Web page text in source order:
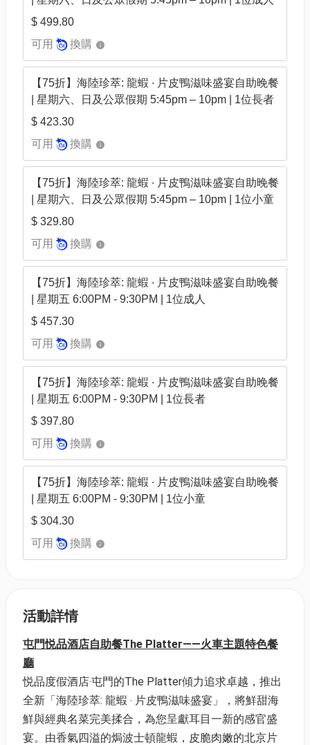
$ 499.80
可用
換購
【75折】海陸珍萃: 龍蝦 ‧ 片皮鴨滋味盛宴自助晚餐
| 星期六、日及公眾假期 5:45pm – 10pm | 1位長者
$ 423.30
可用
換購
【75折】海陸珍萃: 龍蝦 ‧ 片皮鴨滋味盛宴自助晚餐
| 星期六、日及公眾假期 5:45pm – 10pm | 1位小童
$ 329.80
可用
換購
【75折】海陸珍萃: 龍蝦 ‧ 片皮鴨滋味盛宴自助晚餐
| 星期五 6:00PM - 9:30PM | 1位成人
$ 457.30
可用
換購
【75折】海陸珍萃: 龍蝦 ‧ 片皮鴨滋味盛宴自助晚餐
| 星期五 6:00PM - 9:30PM | 1位長者
$ 397.80
可用
換購
【75折】海陸珍萃: 龍蝦 ‧ 片皮鴨滋味盛宴自助晚餐
| 星期五 6:00PM - 9:30PM | 1位小童
$ 304.30
可用
換購
活動詳情
屯門悦品酒店自助餐The Platter——火車主題特色餐
廳
悦品度假酒店‧屯門的The Platter傾力追求卓越，推出
全新「海陸珍萃: 龍蝦 ‧ 片皮鴨滋味盛宴」，將鮮甜海
鮮與經典名菜完美揉合，為您呈獻耳目一新的感官盛
宴。由香氣四溢的焗波士頓龍蝦，皮脆肉嫩的北京片